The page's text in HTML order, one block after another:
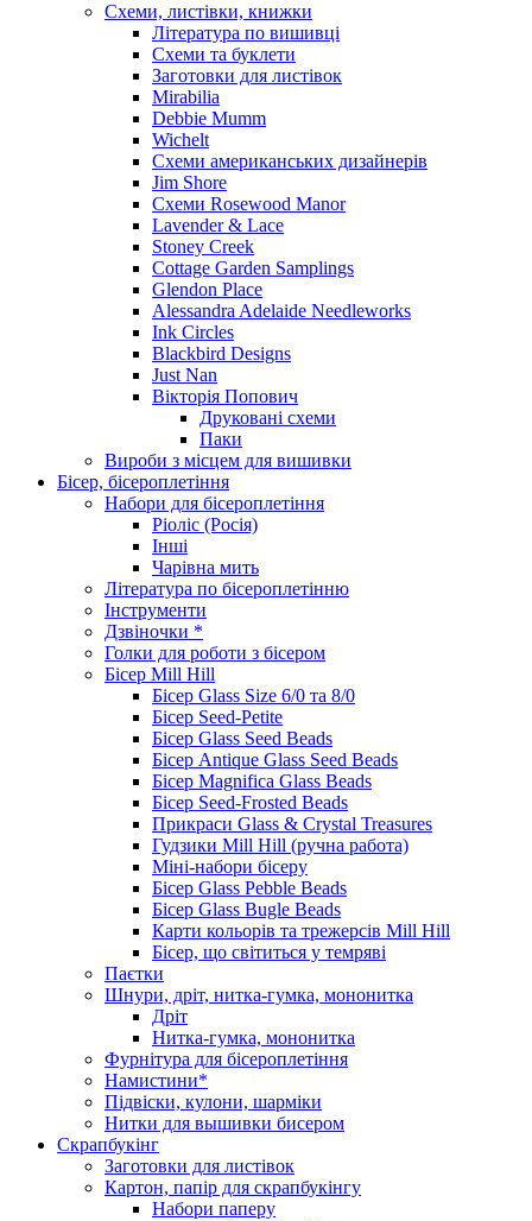
Схеми, листівки, книжки
Література по вишивці
Схеми та буклети
Заготовки для листівок
Mirabilia
Debbie Mumm
Wichelt
Схеми американських дизайнерів
Jim Shore
Cхеми Rosewood Manor
Lavender & Lace
Stoney Creek
Cottage Garden Samplings
Glendon Place
Alessandra Adelaide Needleworks
Ink Circles
Blackbird Designs
Just Nan
Вікторія Попович
Друковані схеми
Паки
Вироби з місцем для вишивки
Бісер, бісероплетіння
Набори для бісероплетіння
Ріоліс (Росія)
Інші
Чарівна мить
Література по бісероплетінню
Інструменти
Дзвіночки *
Голки для роботи з бісером
Бісер Mill Hill
Бісер Glass Size 6/0 та 8/0
Бісер Seed-Petite
Бісер Glass Seed Beads
Бісер Antique Glass Seed Beads
Бісер Magnifica Glass Beads
Бісер Seed-Frosted Beads
Прикраси Glass & Crystal Treasures
Гудзики Mill Hill (ручна работа)
Міні-набори бісеру
Бісер Glass Pebble Beads
Бісер Glass Bugle Beads
Карти кольорів та трежерсів Mill Hill
Бісер, що світиться у темряві
Паєтки
Шнури, дріт, нитка-гумка, мононитка
Дріт
Нитка-гумка, мононитка
Фурнітура для бісероплетіння
Намистини*
Підвіски, кулони, шарміки
Нитки для вышивки бисером
Скрапбукінг
Заготовки для листівок
Картон, папір для скрапбукінгу
Набори паперу